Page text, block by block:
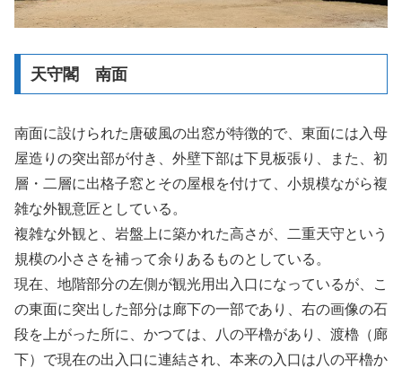
天守閣 南面
南面に設けられた唐破風の出窓が特徴的で、東面には入母
屋造りの突出部が付き、外壁下部は下見板張り、また、初
層・二層に出格子窓とその屋根を付けて、小規模ながら複
雑な外観意匠としている。
複雑な外観と、岩盤上に築かれた高さが、二重天守という
規模の小ささを補って余りあるものとしている。
現在、地階部分の左側が観光用出入口になっているが、こ
の東面に突出した部分は廊下の一部であり、右の画像の石
段を上がった所に、かつては、八の平櫓があり、渡櫓（廊
下）で現在の出入口に連結され、本来の入口は八の平櫓か